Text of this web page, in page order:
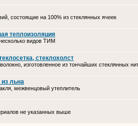
состоящие на 100% из стеклянных ячеек
теплоизоляция
видов ТИМ
cтеклохолст
изготовленное из тончайших стеклянных
льна
межвенцовый утеплитель
не указанных выше